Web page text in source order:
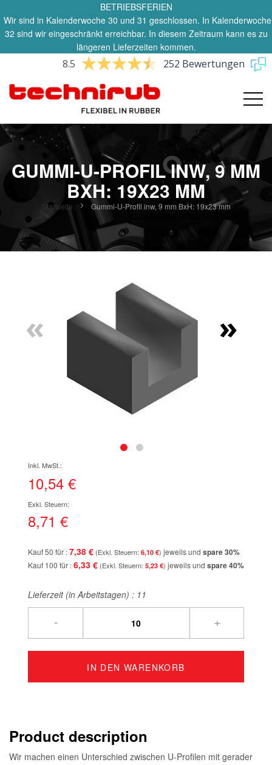
BETRIEBSFERIEN
Wir sind in Kalenderwoche 30 und 31 geschlossen. In Kalenderwoche
32 sind wir eingeschränkt erreichbar. In diesem Zeitraum kann es zu
längeren Lieferzeiten kommen.
8.5 252 Bewertungen
GUMMI-U-PROFIL INW, 9 MM
BXH: 19X23 MM
Startseite Gummi-U-Profil inw, 9 mm BxH: 19x23 mm
springen
« »
der
Bildgalerie
10,54 €
8,71 €
Kauf 50 für 7,38 € 6,10 € jeweils und spare30%
Kauf 100 für 6,33 € 5,23 € jeweils und spare40%
Lieferzeit (in Arbeitstagen) : 11
- +
IN DEN WARENKORB
Product description
Wir machen einen Unterschied zwischen U-Profilen mit gerader